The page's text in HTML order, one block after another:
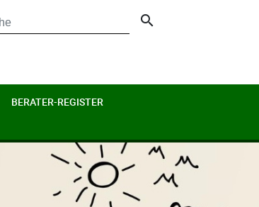
search
BERATER-REGISTER